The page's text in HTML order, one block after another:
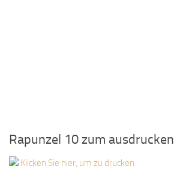
Rapunzel 10 zum ausdrucken
Klicken Sie hier, um zu drucken